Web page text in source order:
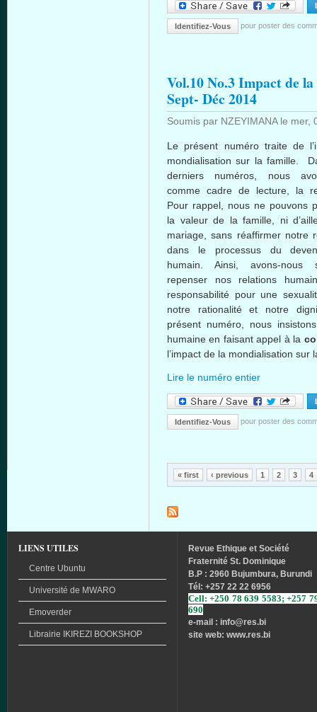
Identifiez-Vous pour poster des
Vol.10 No.3 Impact de
Sept- Déc 2014
Soumis par NZEYIMANAle mer,
Le présent numéro traitede
mondialisation sur lafamille
derniers
numéros nous
comme cadre de lecture, la
Pour rappel, nous ne pouvons
la valeurde la famille ni
mariage , sans réaffirmer notre
dans le processusdu
humain
Ainsi avons-nous
repenser nos relations
responsabilité pour une
notre
rationalitéet notre
présent numéro nous insistons
humaine en faisant appel à la
l’impact de la mondialisation sur
Lire le numéro entier
Identifiez-Vous pour poster des
Pages
« first ‹ previous 1 2 3 4
LIENS UTILES
Centre Ubuntu
Université de MWARO
Emoverder
Librairie IKIREZI BOOKSHOP
Revue Ethique et Société
Fraternité St. Dominique
B.P : 2960 Bujumbura, Burundi
Tél : +257 22 22 6956
Cell: +250 78 639 5583; +257
690
e-mail : info@res.bi
site web: www.res.bi